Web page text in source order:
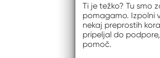
Ti je težko? Tu smo
pomagamo. Izpolni
nekaj preprostih
pripeljal do
pomoč.